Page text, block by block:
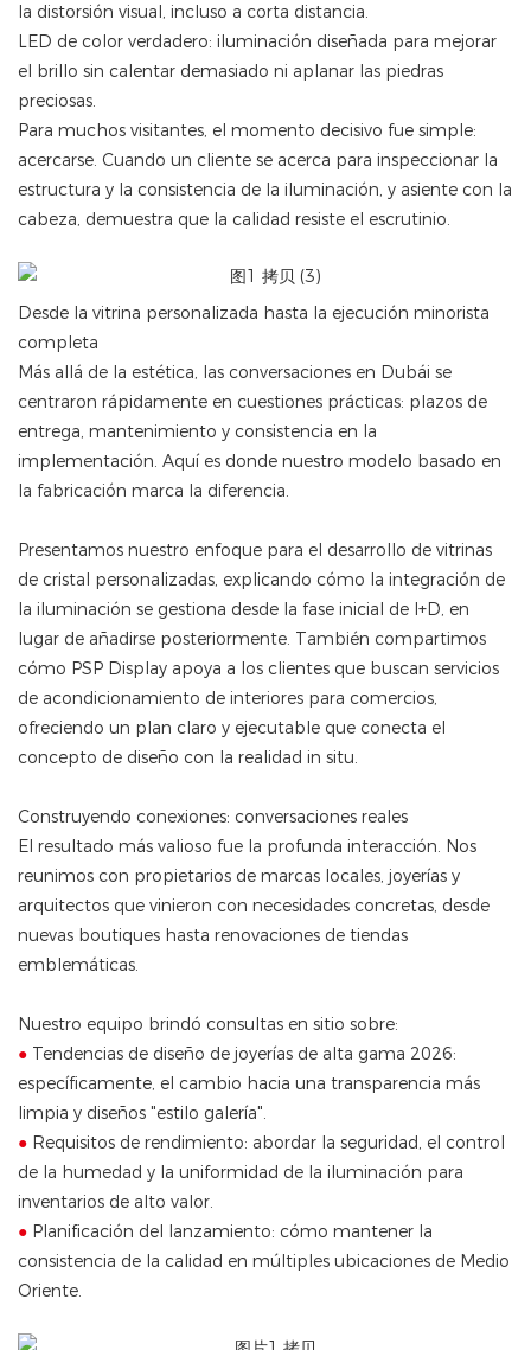
la distorsión visual, incluso a corta distancia.
LED de color verdadero: iluminación diseñada para mejorar
el brillo sin calentar demasiado ni aplanar las piedras
preciosas.
Para muchos visitantes, el momento decisivo fue simple:
acercarse. Cuando un cliente se acerca para inspeccionar la
estructura y la consistencia de la iluminación, y asiente con la
cabeza, demuestra que la calidad resiste el escrutinio.
Desde la vitrina personalizada hasta la ejecución minorista
completa
Más allá de la estética, las conversaciones en Dubái se
centraron rápidamente en cuestiones prácticas: plazos de
entrega, mantenimiento y consistencia en la
implementación. Aquí es donde nuestro modelo basado en
la fabricación marca la diferencia.
Presentamos nuestro enfoque para el desarrollo de vitrinas
de cristal personalizadas, explicando cómo la integración de
la iluminación se gestiona desde la fase inicial de I+D, en
lugar de añadirse posteriormente. También compartimos
cómo PSP Display apoya a los clientes que buscan servicios
de acondicionamiento de interiores para comercios,
ofreciendo un plan claro y ejecutable que conecta el
concepto de diseño con la realidad in situ.
Construyendo conexiones: conversaciones reales
El resultado más valioso fue la profunda interacción. Nos
reunimos con propietarios de marcas locales, joyerías y
arquitectos que vinieron con necesidades concretas, desde
nuevas boutiques hasta renovaciones de tiendas
emblemáticas.
Nuestro equipo brindó consultas en sitio sobre:
● Tendencias de diseño de joyerías de alta gama 2026:
específicamente, el cambio hacia una transparencia más
limpia y diseños "estilo galería".
● Requisitos de rendimiento: abordar la seguridad, el control
de la humedad y la uniformidad de la iluminación para
inventarios de alto valor.
● Planificación del lanzamiento: cómo mantener la
consistencia de la calidad en múltiples ubicaciones de Medio
Oriente.